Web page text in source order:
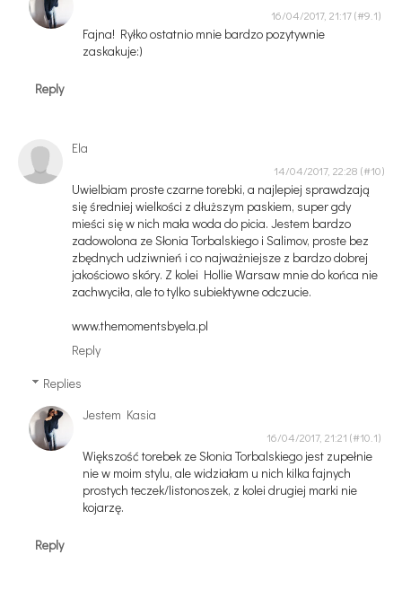
16/04/2017, 21:17
Fajna! Ryłko ostatnio mnie bardzo pozytywnie
zaskakuje:)
Reply
Ela
14/04/2017, 22:28
Uwielbiam proste czarne torebki, a najlepiej sprawdzają
się średniej wielkości z dłuższym paskiem, super gdy
mieści się w nich mała woda do picia. Jestem bardzo
zadowolona ze Słonia Torbalskiego i Salimov, proste bez
zbędnych udziwnień i co najważniejsze z bardzo dobrej
jakościowo skóry. Z kolei Hollie Warsaw mnie do końca nie
zachwyciła, ale to tylko subiektywne odczucie.
www.themomentsbyela.pl
Reply
Replies
Jestem Kasia
16/04/2017, 21:21
Większość torebek ze Słonia Torbalskiego jest zupełnie
nie w moim stylu, ale widziałam u nich kilka fajnych
prostych teczek/listonoszek, z kolei drugiej marki nie
kojarzę.
Reply